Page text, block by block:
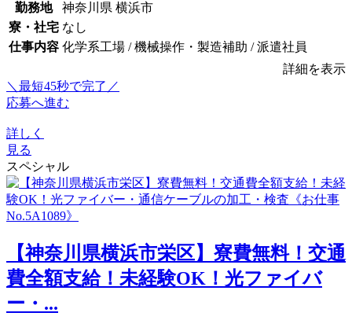
勤務地
神奈川県 横浜市
寮・社宅 なし
仕事内容 化学系工場 / 機械操作・製造補助 / 派遣社員
詳細を表示
＼最短45秒で完了／
応募へ進む
詳しく
見る
スペシャル
【神奈川県横浜市栄区】寮費無料！交通
費全額支給！未経験OK！光ファイバ
ー・...